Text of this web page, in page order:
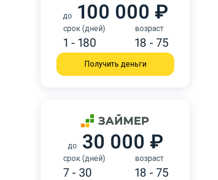
до 100 000 ₽
срок (дней)
1 - 180
возраст
18 - 75
Получить деньги
до 30 000 ₽
срок (дней)
7 - 30
возраст
18 - 75